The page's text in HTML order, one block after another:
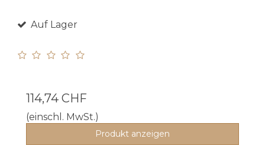
Auf Lager
114,74 CHF
(einschl. MwSt.)
Produkt anzeigen